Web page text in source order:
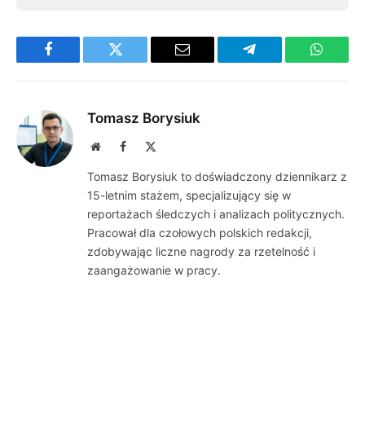
Facebook Twitter Email Telegram
Tomasz Borysiuk
WebsiteFacebook
Tomasz Borysiuk to doświadczony dziennikarz z
15-letnim stażem, specjalizujący się w
reportażach śledczych i analizach politycznych.
Pracował dla czołowych polskich redakcji,
zdobywając liczne nagrody za rzetelność i
zaangażowanie w pracy.